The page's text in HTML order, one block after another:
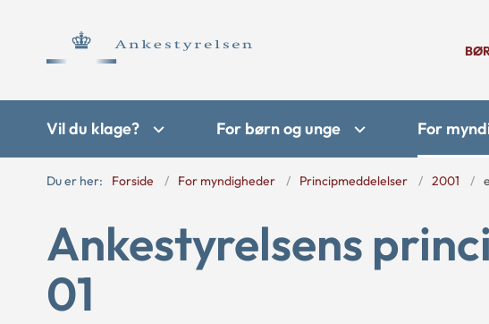
Vil du klage? For børn og unge For
Du er her: Forside For myndigheder Principmeddelelser 2001
Ankestyrelsens
01